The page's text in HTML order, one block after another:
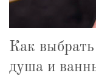
Как
душа и